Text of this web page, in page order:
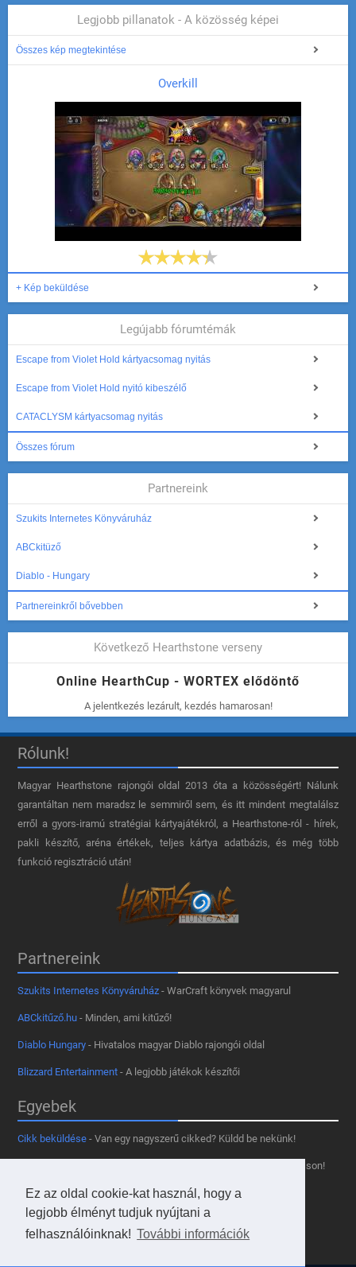
Ez az oldal cookie-kat használ, hogy a
legjobb élményt tudjuk nyújtani a
felhasználóinknak! További információk
Legjobb pillanatok - A közösség képei
Összes kép megtekintése
Overkill
+ Kép beküldése
Legújabb fórumtémák
Escape from Violet Hold kártyacsomag nyitás
Escape from Violet Hold nyitó kibeszélő
CATACLYSM kártyacsomag nyitás
Összes fórum
Partnereink
Szukits Internetes Könyváruház
ABCkitüző
Diablo - Hungary
Partnereinkről bővebben
Következő Hearthstone verseny
Online HearthCup - WORTEX elődöntő
A jelentkezés lezárult, kezdés hamarosan!
Rólunk!
Magyar Hearthstone​ rajongói oldal 2013 óta a közösségért! Nálunk
garantáltan nem maradsz le semmiről sem, és itt mindent megtalálsz
erről a gyors-iramú stratégiai kártyajátékról, a Hearthstone-ról - hírek,
pakli készítő, aréna értékek, teljes kártya adatbázis, és még több
funkció regisztráció után!
Partnereink
Szukits Internetes Könyváruház - WarCraft könyvek magyarul
ABCkitűző.hu - Minden, ami kitűző!
Diablo Hungary - Hivatalos magyar Diablo rajongói oldal
Blizzard Entertainment - A legjobb játékok készítői
Egyebek
Cikk beküldése - Van egy nagyszerű cikked? Küldd be nekünk!
- Tetszik az oldal? Segíts, hogy fennmaradhasson!
Kapcsolat, médiaajánlat- Lépj velünk kapcsolatba!
Használd a tooltipünket- A saját oldaladon is!